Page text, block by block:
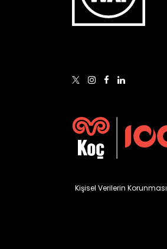
Kişisel Verilerin Korunması